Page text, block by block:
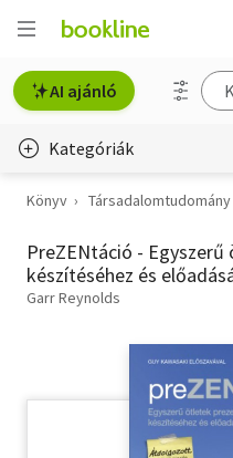
AI ajánló
Kategóriák
Életmód, egészség
Erotika
Gyermek- és ifjúsági
Hobbi, szabadidő
Könyv Társadalomtudomány
PreZENtáció -
készítéséhez és
Garr Reynolds